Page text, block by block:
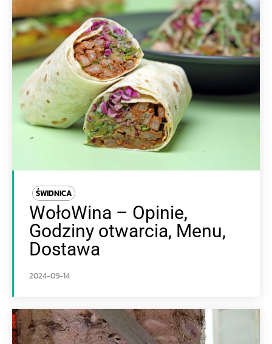
ŚWIDNICA
WołoWina – Opinie,
Godziny otwarcia, Menu,
Dostawa
2024-09-14